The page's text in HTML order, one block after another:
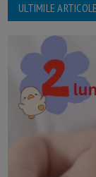
ULTIMILE ARTICOLE